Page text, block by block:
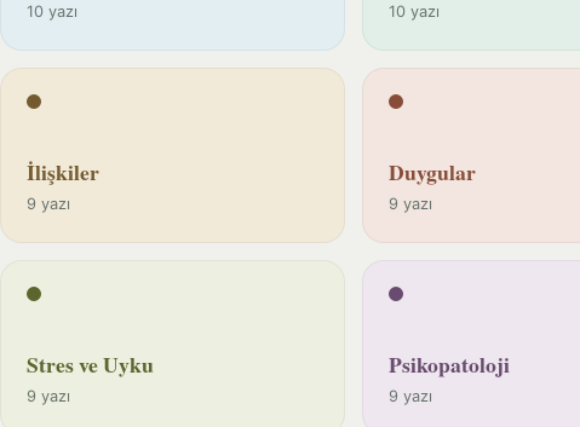
10 yazı 10 yazı
İlişkiler
9 yazı
Duygular
9 yazı
Stres ve Uyku
9 yazı
Psikopatoloji
9 yazı